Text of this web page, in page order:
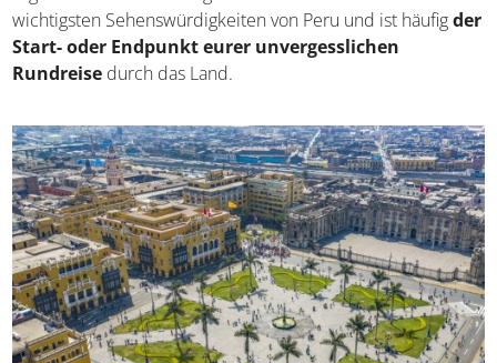
kulinarische Highlights und einige der schönsten Strände
des Landes. Hinzu kommt eine moderne
Unterhaltungsindustrie sowie ein reges Nachtleben. Lima
Sehenswürdigkeiten von Peru und ist häufigder Start-
oder Endpunkt eurer unvergesslichen Rundreise
durch das Land.